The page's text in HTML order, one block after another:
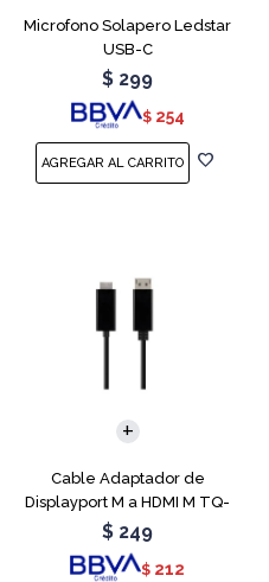
Microfono Solapero Ledstar
USB-C
$ 299
$ 254
Cable Adaptador de
Displayport M a HDMI M TQ-
6307
$ 249
$ 212